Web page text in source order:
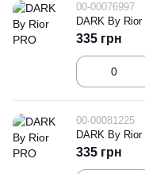
00-00076997
DARK By
335 грн
00-00081225
DARK By
335 грн